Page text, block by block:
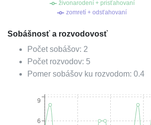
živonarodení + prisťahovaní
zomretí + odsťahovaní
Sobášnosť a rozvodovosť
Počet sobášov: 2
Počet rozvodov: 5
Pomer sobášov ku rozvodom: 0.4
6
9